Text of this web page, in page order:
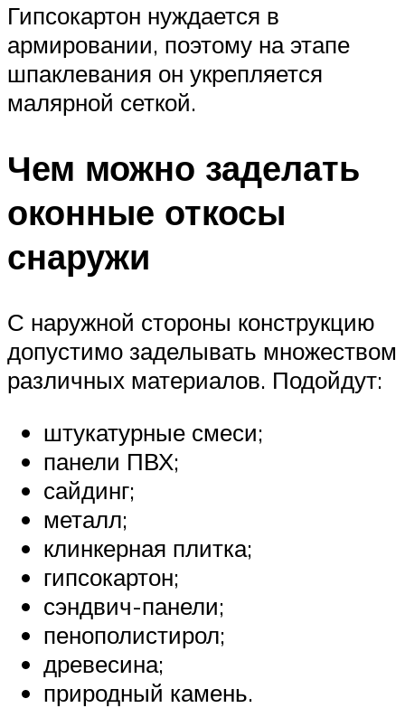
Гипсокартон нуждается в
армировании, поэтому на этапе
шпаклевания он укрепляется
малярной сеткой.
Чем можно заделать
оконные откосы
снаружи
С наружной стороны конструкцию
допустимо заделывать множеством
различных материалов. Подойдут:
штукатурные смеси;
панели ПВХ;
сайдинг;
металл;
клинкерная плитка;
гипсокартон;
сэндвич-панели;
пенополистирол;
древесина;
природный камень.